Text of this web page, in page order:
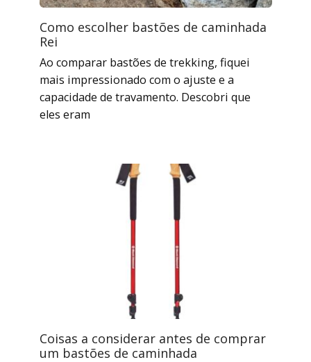
Como escolher bastões de caminhada
Rei
Ao comparar bastões de trekking, fiquei
mais impressionado com o ajuste e a
capacidade de travamento. Descobri que
eles eram
Coisas a considerar antes de comprar
um bastões de caminhada